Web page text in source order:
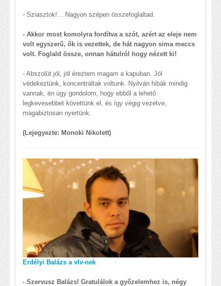
- Sziasztok!... Nagyon szépen összefoglaltad.
- Akkor most komolyra fordítva a szót, azért az eleje nem
volt egyszerű, ők is vezettek, de hát nagyon sima meccs
volt. Foglald össze, onnan hátulról hogy nézett ki!
- Abszolút jól, jól éreztem magam a kapuban. Jól
védekeztünk, koncentráltak voltunk. Nyilván hibák mindig
vannak, én úgy gondolom, hogy ebből a lehető
legkevesebbet követtünk el, és így végig vezetve,
magabiztosan nyertünk.
(Lejegyezte: Monoki Nikolett)
Erdélyi Balázs a vlv-nek
- Szervusz Balázs! Gratulálok a győzelemhez is, négy